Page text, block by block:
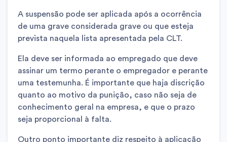
A suspensão pode ser aplicada após a ocorrência
de uma grave considerada grave ou que esteja
prevista naquela lista apresentada pela CLT.
Ela deve ser informada ao empregado que deve
assinar um termo perante o empregador e perante
uma testemunha. É importante que haja discrição
quanto ao motivo da punição, caso não seja de
conhecimento geral na empresa, e que o prazo
seja proporcional à falta.
Outro ponto importante diz respeito à aplicação